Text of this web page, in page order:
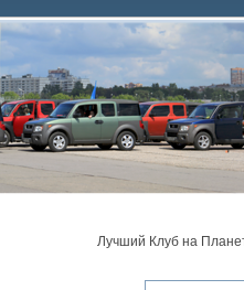
Лучший Клуб на